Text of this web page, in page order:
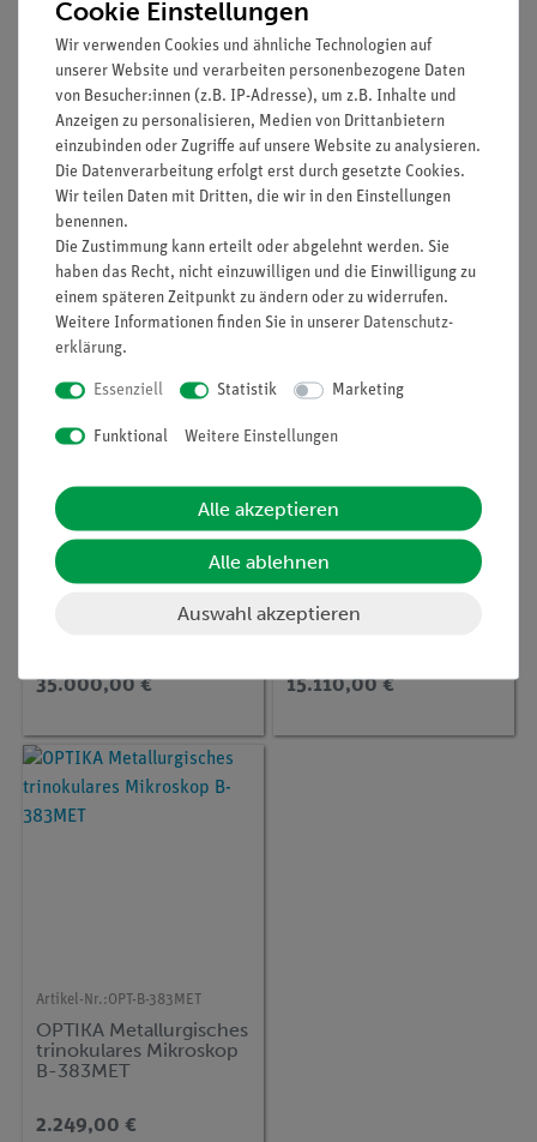
35.000,00 €
Filter
Artikel-Nr.:
Compact AFM,
Rasterkraftmikroskop
35.000,00 €
Artikel-Nr.:
Compact STM,
Rastertunnelmikroskop
15.110,00 €
Artikel-Nr.:OPT-B-383MET
OPTIKA Metallurgisches
trinokulares Mikroskop
B-383MET
2.249,00 €
Cookie Einstellungen
Wir verwenden Cookies und ähnliche Technologien auf
unserer Website und verarbeiten personenbezogene Daten
von Besucher:innen (z.B. IP-Adresse), um z.B. Inhalte und
Anzeigen zu personalisieren, Medien von Drittanbietern
einzubinden oder Zugriffe auf unsere Website zu analysieren.
Die Datenverarbeitung erfolgt erst durch gesetzte Cookies.
Wir teilen Daten mit Dritten, die wir in den Einstellungen
benennen.
Die Zustimmung kann erteilt oder abgelehnt werden. Sie
haben das Recht, nicht einzuwilligen und die Einwilligung zu
einem späteren Zeitpunkt zu ändern oder zu widerrufen.
Weitere Informationen finden Sie in unserer Daten­schutz­
erklärung.
Essenziell Statistik Marketing
Funktional Weitere Einstellungen
Alle akzeptieren
Alle ablehnen
Auswahl akzeptieren